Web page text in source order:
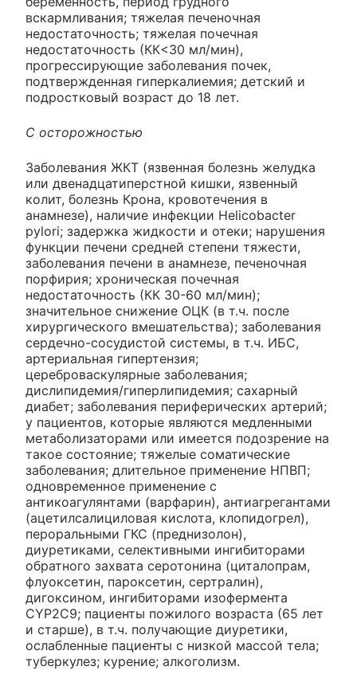
вскармливания; тяжелая печеночная
недостаточность; тяжелая почечная
недостаточность (КК<30 мл/мин),
прогрессирующие заболевания почек,
подтвержденная гиперкалиемия; детский и
подростковый возраст до 18 лет.
С осторожностью
Заболевания ЖКТ (язвенная болезнь желудка
или двенадцатиперстной кишки, язвенный
колит, болезнь Крона, кровотечения в
анамнезе), наличие инфекции Helicobacter
pylori; задержка жидкости и отеки; нарушения
функции печени средней степени тяжести,
заболевания печени в анамнезе, печеночная
порфирия; хроническая почечная
недостаточность (КК 30-60 мл/мин);
значительное снижение ОЦК (в т.ч. после
хирургического вмешательства); заболевания
сердечно-сосудистой системы, в т.ч. ИБС,
артериальная гипертензия;
цереброваскулярные заболевания;
дислипидемия/гиперлипидемия; сахарный
диабет; заболевания периферических артерий;
у пациентов, которые являются медленными
метаболизаторами или имеется подозрение на
такое состояние; тяжелые соматические
заболевания; длительное применение НПВП;
одновременное применение с
антикоагулянтами (варфарин), антиагрегантами
(ацетилсалициловая кислота, клопидогрел),
пероральными ГКС (преднизолон),
диуретиками, селективными ингибиторами
обратного захвата серотонина (циталопрам,
флуоксетин, пароксетин, сертралин),
дигоксином, ингибиторами изофермента
CYP2C9; пациенты пожилого возраста (65 лет
и старше), в т.ч. получающие диуретики,
ослабленные пациенты с низкой массой тела;
туберкулез; курение; алкоголизм.